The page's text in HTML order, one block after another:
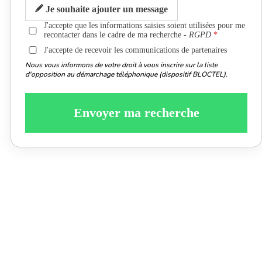
Je souhaite ajouter un message
J'accepte que les informations saisies soient utilisées pour me
recontacter dans le cadre de ma recherche -RGPD
J'accepte de recevoir les communications de partenaires
Nous vous informons de votre droit à vous inscrire sur la liste
d'opposition au démarchage téléphonique (dispositif BLOCTEL).
Envoyer ma recherche